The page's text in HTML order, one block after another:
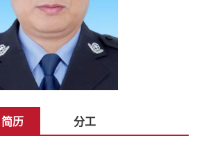
简历 分工